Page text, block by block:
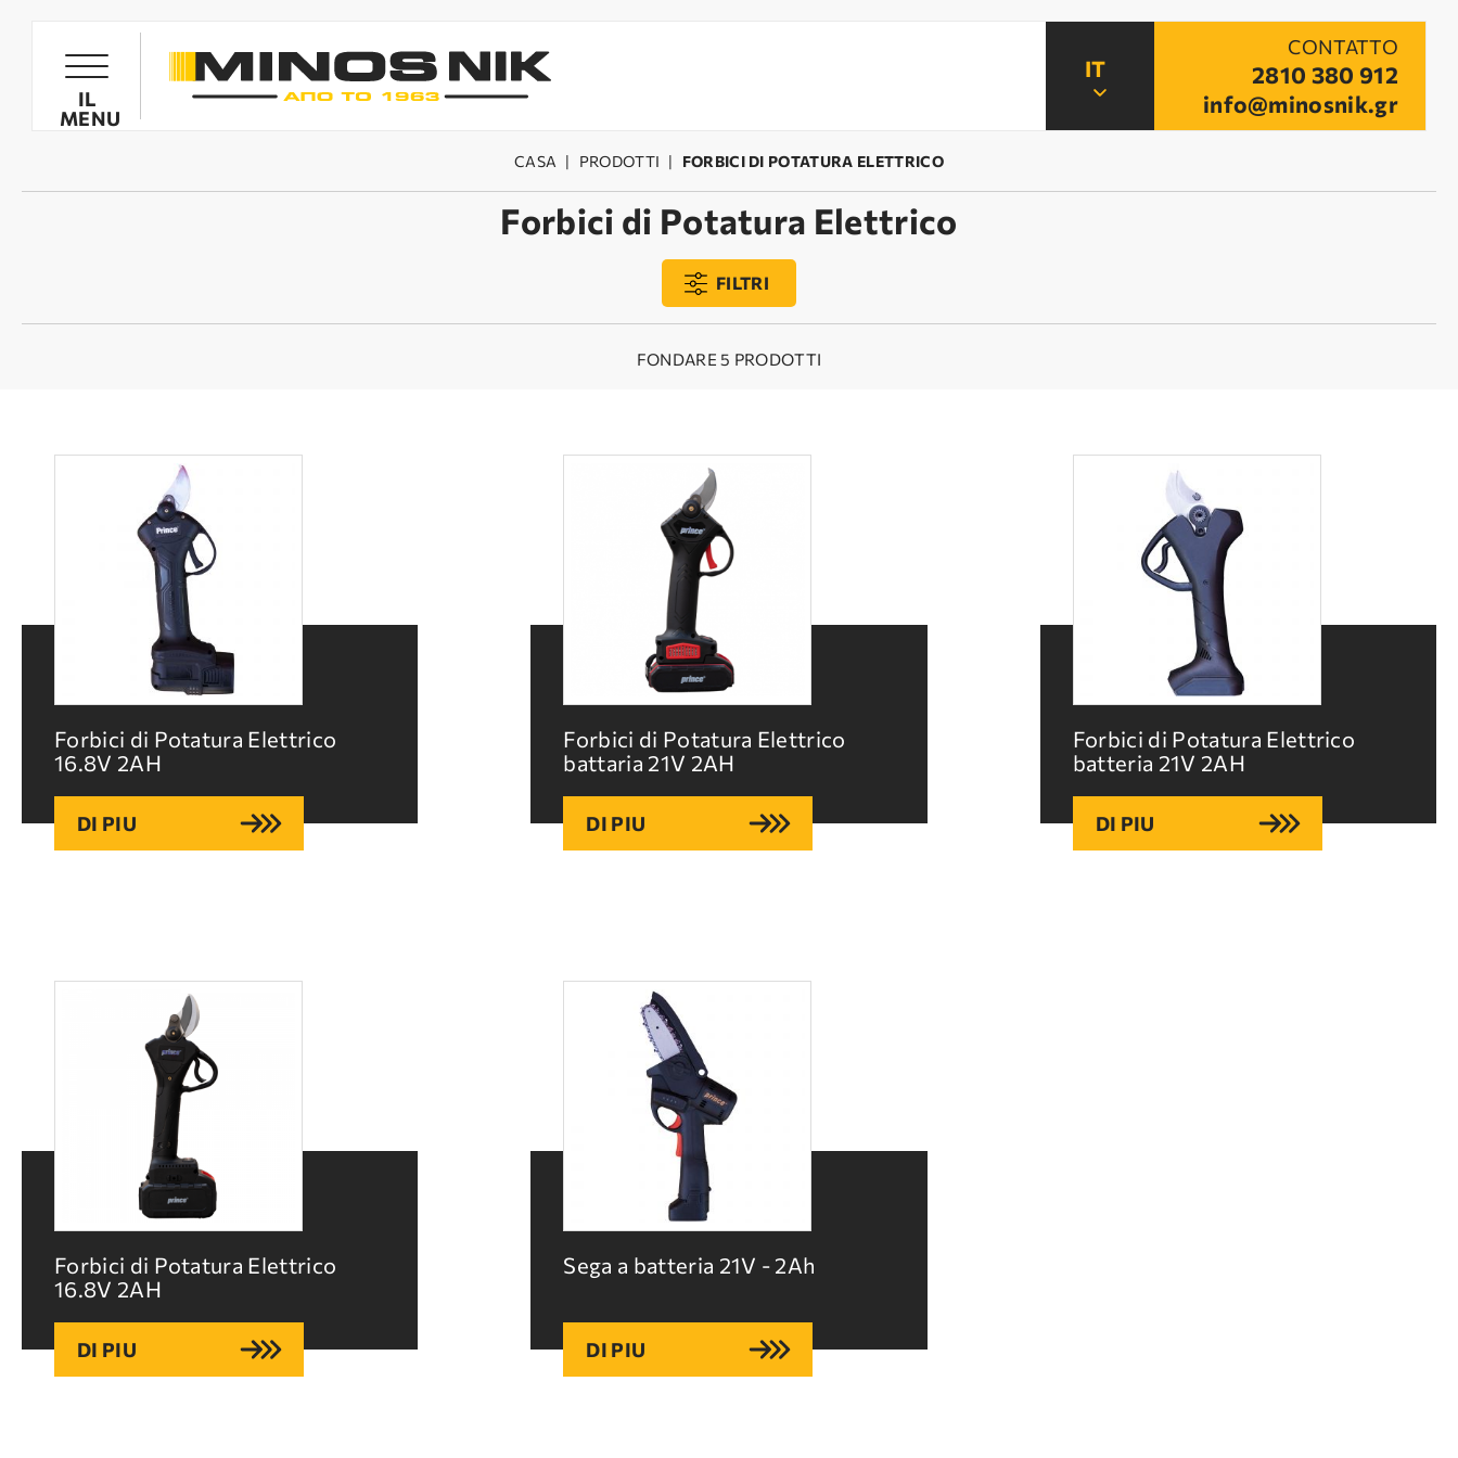
IL
MENU
PRODOTTI
FORBICI DI POTATURA ELETTRICO
Laser Creta Contatto
Domande
frequenti
tecnica
CONTATTO
2810 380 912
info@minosnik.gr
CASA | PRODOTTI | FORBICI DI POTATURA ELETTRICO
Forbici di Potatura Elettrico
FILTRI
FONDARE 5 PRODOTTI
Forbici di Potatura Elettrico
16.8V 2ΑΗ
DI PIU
Forbici di Potatura Elettrico
battaria 21V 2ΑΗ
DI PIU
Forbici di Potatura Elettrico
batteria 21V 2ΑΗ
DI PIU
Forbici di Potatura Elettrico
16.8V 2ΑΗ
DI PIU
Sega a batteria 21V - 2Ah
DI PIU